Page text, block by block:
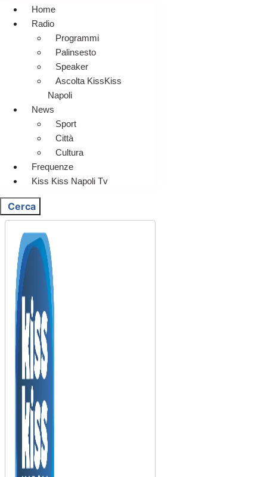
Home
Radio
Programmi
Palinsesto
Speaker
Ascolta KissKiss
Napoli
News
Sport
Città
Cultura
Frequenze
Kiss Kiss Napoli Tv
Cerca